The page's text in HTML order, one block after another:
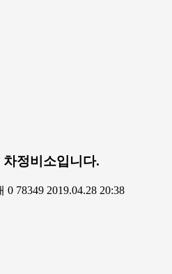
정비소입니다.
0 78349 2019.04.28 20:38